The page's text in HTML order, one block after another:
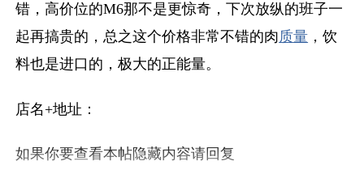
错，高价位的M6那不是更惊奇，下次放纵的班子一
起再搞贵的，总之这个价格非常不错的肉质量 ，饮
料也是进口的，极大的正能量。
店名+地址：
如果你要查看本帖隐藏内容请回复